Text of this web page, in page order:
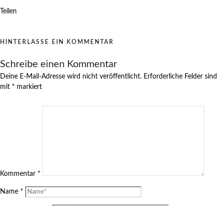
Teilen
HINTERLASSE EIN KOMMENTAR
Schreibe einen Kommentar
Deine E-Mail-Adresse wird nicht veröffentlicht. Erforderliche Felder sind
mit * markiert
Kommentar *
Name *